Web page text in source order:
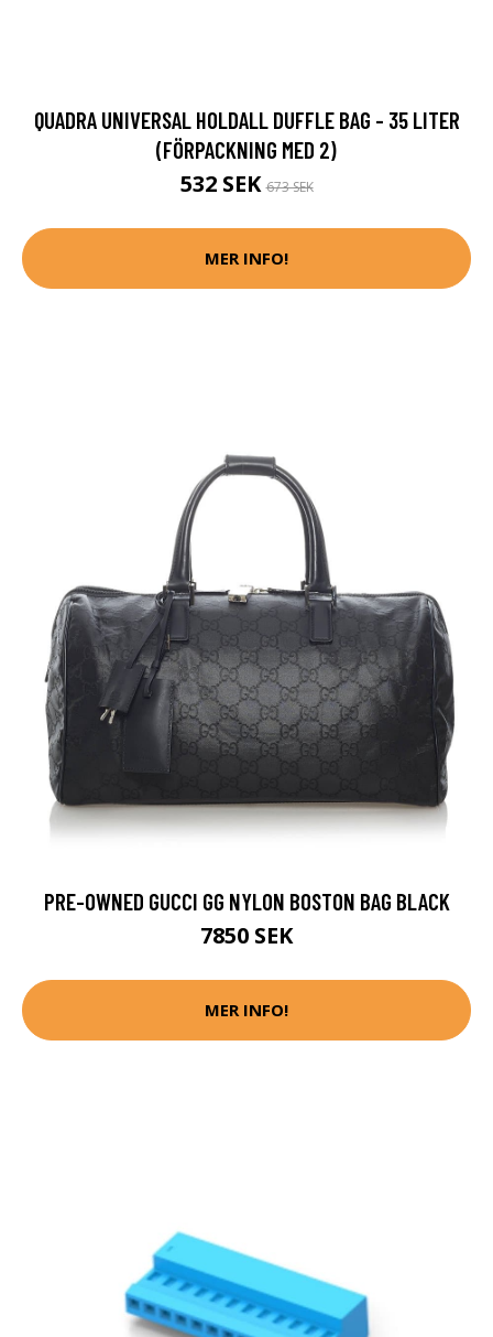
QUADRA UNIVERSAL HOLDALL DUFFLE BAG - 35 LITER
(FÖRPACKNING MED 2)
532 SEK673 SEK
MER INFO!
PRE-OWNED GUCCI GG NYLON BOSTON BAG BLACK
7850 SEK
MER INFO!